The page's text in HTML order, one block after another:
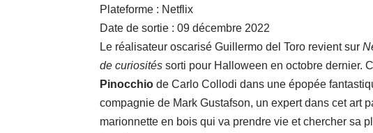
Plateforme : Netflix
Date de sortie : 09 décembre 2022
Le réalisateur oscarisé Guillermo del Toro revient sur
de curiosités sorti pour Halloween en octobre dernier.
Pinocchio de Carlo Collodi dans une épopée
compagnie de Mark Gustafson, un expert dans cet art
marionnette en bois qui va prendre vie et chercher sa